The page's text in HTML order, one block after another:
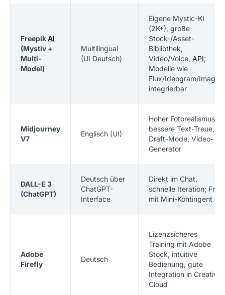
FreepikAI
(Mystiv +
Multi-
Model)
Multilingual
(UI Deutsch)
Eigene Mystic-KI
(2K+), große
Stock-/Asset-
Bibliothek,
Video/Voice, API;
Modelle wie
Flux/Ideogram/Imagen
integrierbar
Midjourney
V7
Englisch (UI)
Hoher Fotorealismus,
bessere Text-Treue,
Draft-Mode, Video-
Generator
DALL-E 3
(ChatGPT)
Deutsch über
ChatGPT-
Interface
Direkt im Chat,
schnelle Iteration; Free
mit Mini-Kontingent
Adobe
Firefly
Deutsch
Lizenzsicheres
Training mit Adobe
Stock, intuitive
Bedienung, gute
Integration in Creative
Cloud